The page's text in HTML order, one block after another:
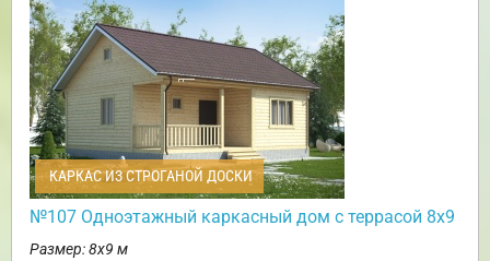
КАРКАС ИЗ СТРОГАНОЙ ДОСКИ
№107 Одноэтажный каркасный дом с террасой 8х9
Размер: 8х9 м